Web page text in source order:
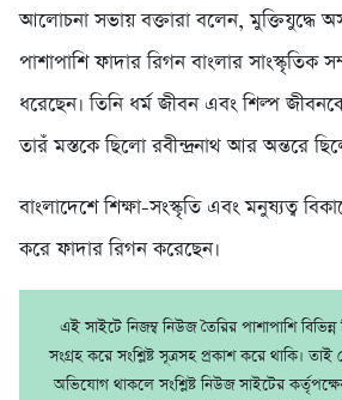
আলোচনা সভায় বক্তারা বলেন, মুক্তিযুদ্ধে
পাশাপাশি ফাদার রিগন বাংলার সাংস্কৃতিক
ধরেছেন। তিনি ধর্ম জীবন এবং শিল্প
তারঁ মস্তকে ছিলো রবীন্দ্রনাথ আর অন্তরে
বাংলাদেশে শিক্ষা-সংস্কৃতি এবং মনুষ্যত্ব
করে ফাদার রিগন করেছেন।
এই সাইটে নিজম্ব নিউজ তৈরির পাশাপাশি
সংগ্রহ করে সংশ্লিষ্ট সূত্রসহ প্রকাশ করে থাকি।
অভিযোগ থাকলে সংশ্লিষ্ট নিউজ সাইটের